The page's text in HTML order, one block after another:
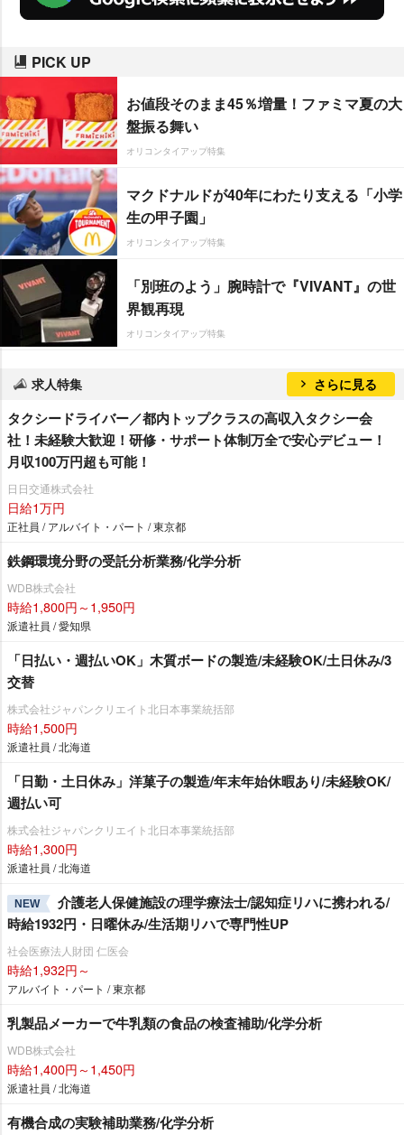
れまでの経歴はもちろんですが、
という姿勢は本当にスゴイ!」(愛
知県/40代/女性)と、男女・世代別
のすべてでNo.1を独占。彼の人生
観を含めて新旧ファンをうなら
せ、その人気の根強さを改めて証
明する結果となった。
PICK UP
お値段そのまま45％増量！ファミマ夏の大
盤振る舞い
オリコンタイアップ特集
マクドナルドが40年にわたり支える「小学
生の甲子園」
オリコンタイアップ特集
「別班のよう」腕時計で『VIVANT』の世
界観再現
オリコンタイアップ特集
求人特集 さらに見る
タクシードライバー／都内トップクラスの高収入タクシー会
社！未経験大歓迎！研修・サポート体制万全で安心デビュー！
月収100万円超も可能！
日日交通株式会社
日給1万円
正社員 / アルバイト・パート / 東京都
鉄鋼環境分野の受託分析業務/化学分析
WDB株式会社
時給1,800円～1,950円
派遣社員 / 愛知県
「日払い・週払いOK」木質ボードの製造/未経験OK/土日休み/3
交替
株式会社ジャパンクリエイト北日本事業統括部
時給1,500円
派遣社員 / 北海道
「日勤・土日休み」洋菓子の製造/年末年始休暇あり/未経験OK/
週払い可
株式会社ジャパンクリエイト北日本事業統括部
時給1,300円
派遣社員 / 北海道
NEW
介護老人保健施設の理学療法士/認知症リハに携われる/
時給1932円・日曜休み/生活期リハで専門性UP
社会医療法人財団 仁医会
時給1,932円～
アルバイト・パート / 東京都
乳製品メーカーで牛乳類の食品の検査補助/化学分析
WDB株式会社
時給1,400円～1,450円
派遣社員 / 北海道
有機合成の実験補助業務/化学分析